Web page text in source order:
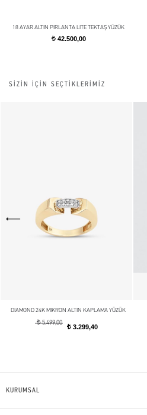
18 AYAR ALTIN PIRLANTA LITE TEKTAŞ YÜZÜK
t42.500,00
SİZİN İÇİN SEÇTİKLERİMİZ
DIAMOND 24K MIKRON ALTIN KAPLAMA YÜZÜK
t5.499,00
t 3.299,40
KURUMSAL